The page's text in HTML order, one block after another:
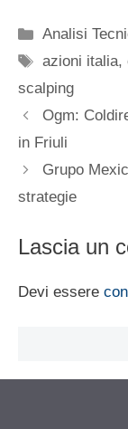
Categorie
Analisi
Tag
azioni italia,
scalping
Ogm:
in Friuli
Grupo
strategie
Lascia un
Devi essere